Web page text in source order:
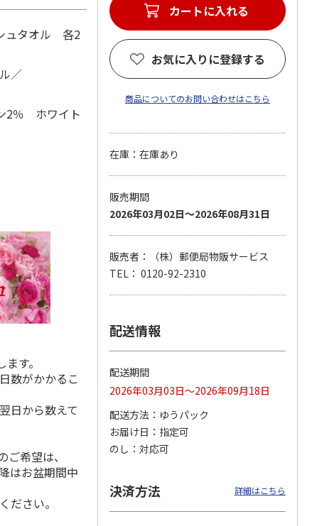
判
(送料別・税込)
「犬夜叉」アクリル
（殺生丸）
5.0 （4）
3,300円
(送料別・税込)
大谷翔平 THE
ュタオル 各2
／
2％ ホワイト
す。
数がかかるこ
日から数えて
希望は、
はお盆期間中
ださい。
カートに入れる
お気に入りに登録する
商品についてのお問い合わせはこちら
在庫：在庫あり
販売期間
2026年03月02日～2026年08月31日
販売者：（株）郵便局物販サービス
TEL： 0120-92-2310
配送情報
配送期間
2026年03月03日～2026年09月18日
配送方法
ゆうパック
お届け日
指定可
のし
対応可
決済方法 詳細はこちら